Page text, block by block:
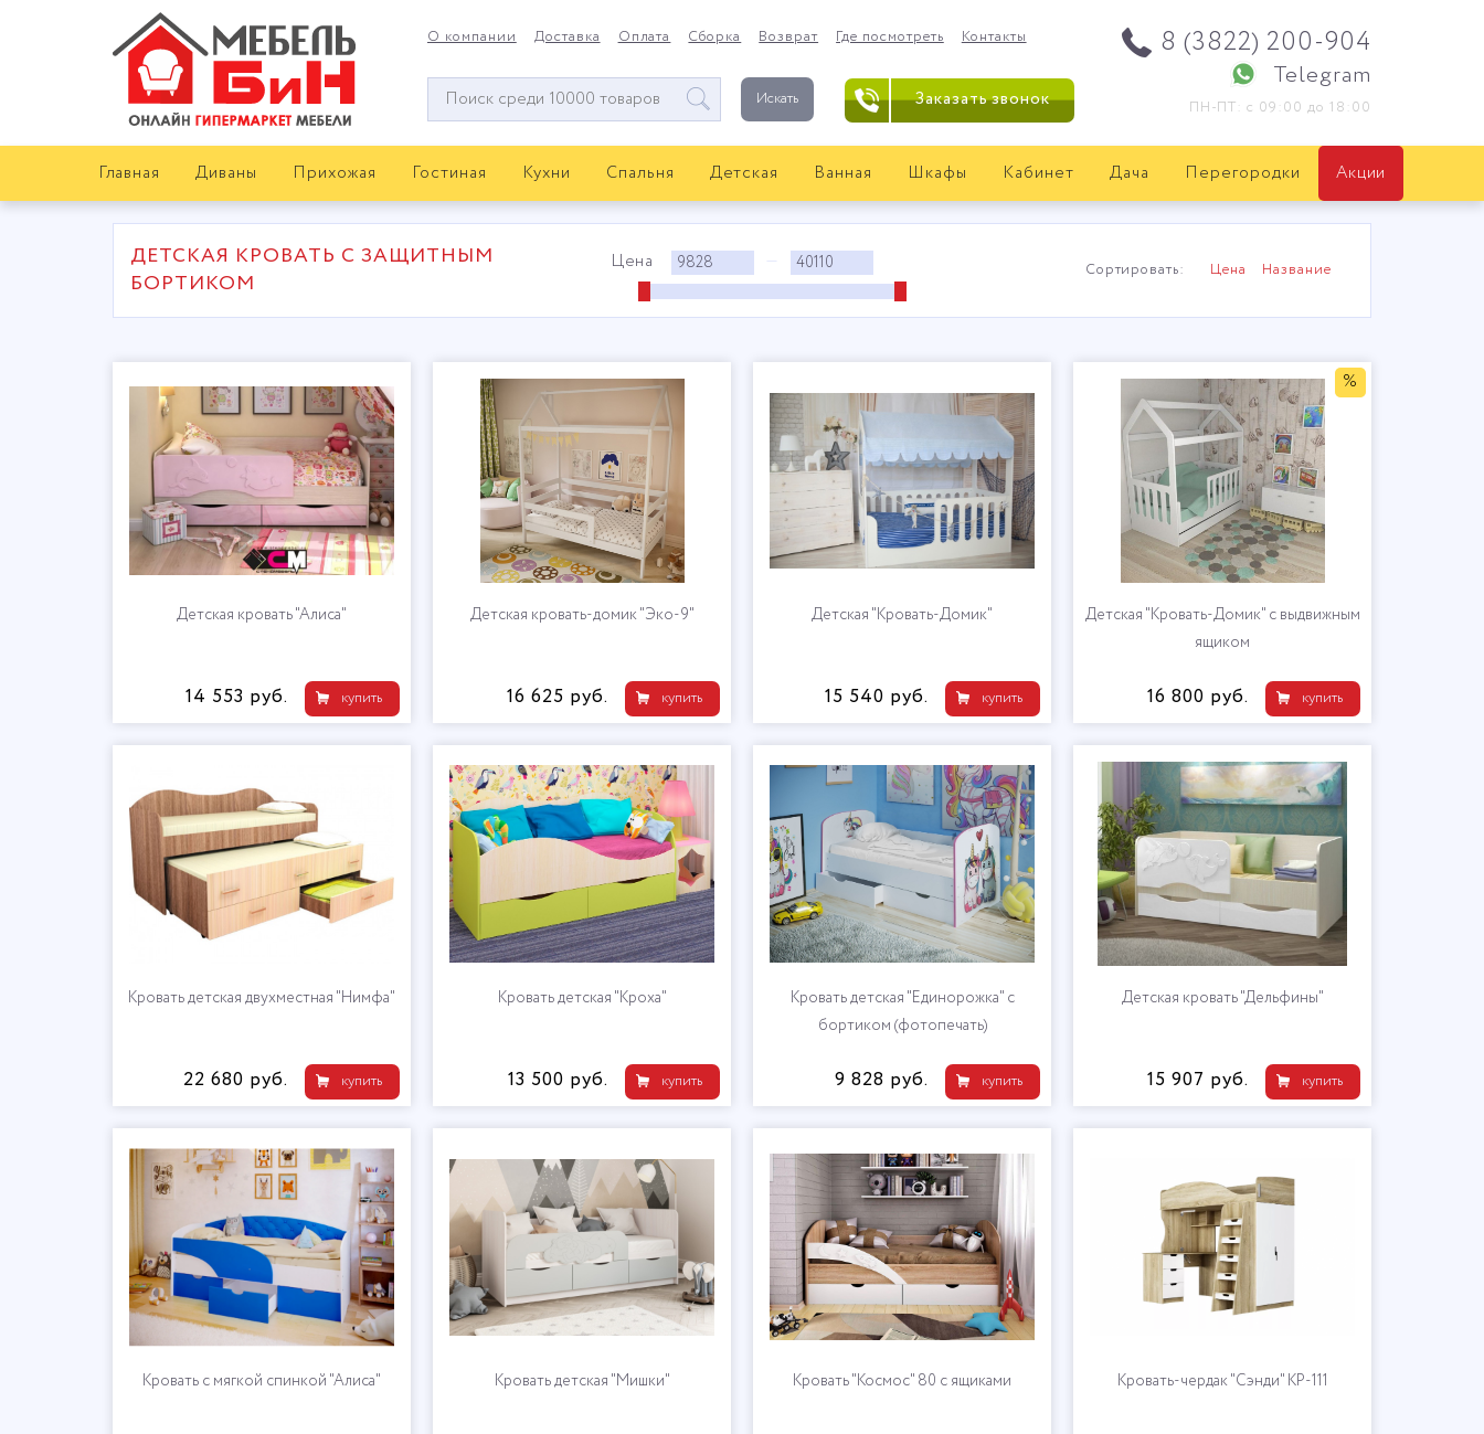
О компании Доставка Оплата Сборка Возврат Где посмотреть Контакты
Окно
поиска
Искать
8 (3822) 200-904
Telegram
ПН-ПТ: с 09:00 до 18:00
Заказать звонок
Главная Диваны Прихожая Гостиная Кухни Спальня Детская Ванная Шкафы Кабинет Дача Перегородки Акции
ДЕТСКАЯ КРОВАТЬ С ЗАЩИТНЫМ
БОРТИКОМ
Цена — Сортировать: Цена Название
Детская кровать "Алиса"
купить
14 553 руб.
Детская кровать-домик "Эко-9"
купить
16 625 руб.
Детская "Кровать-Домик"
купить
15 540 руб.
%
Детская "Кровать-Домик" с выдвижным
ящиком
купить
16 800 руб.
Кровать детская двухместная "Нимфа"
купить
22 680 руб.
Кровать детская "Кроха"
купить
13 500 руб.
Кровать детская "Единорожка" с
бортиком (фотопечать)
купить
9 828 руб.
Детская кровать "Дельфины"
купить
15 907 руб.
Кровать с мягкой спинкой "Алиса" Кровать детская "Мишки" Кровать "Космос" 80 с ящиками Кровать-чердак "Сэнди" КР-111